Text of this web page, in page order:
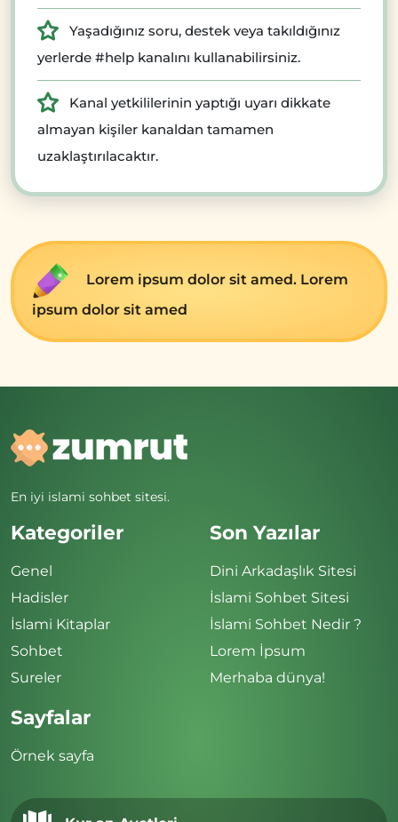
Yaşadığınız soru, destek veya takıldığınız
yerlerde #help kanalını kullanabilirsiniz.
Kanal yetkililerinin yaptığı uyarı dikkate
almayan kişiler kanaldan tamamen
uzaklaştırılacaktır.
Lorem ipsum dolor sit amed. Lorem
ipsum dolor sit amed
En iyi islami sohbet sitesi.
Kategoriler
Genel
Hadisler
İslami Kitaplar
Sohbet
Sureler
Son Yazılar
Dini Arkadaşlık Sitesi
İslami Sohbet Sitesi
İslami Sohbet Nedir ?
Lorem İpsum
Merhaba dünya!
Sayfalar
Örnek sayfa